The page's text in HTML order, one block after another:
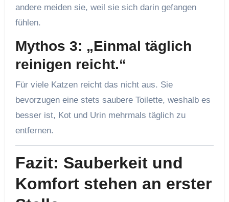
andere meiden sie, weil sie sich darin gefangen
fühlen.
Mythos 3: „Einmal täglich
reinigen reicht.“
Für viele Katzen reicht das nicht aus. Sie
bevorzugen eine stets saubere Toilette, weshalb es
besser ist, Kot und Urin mehrmals täglich zu
entfernen.
Fazit: Sauberkeit und
Komfort stehen an erster